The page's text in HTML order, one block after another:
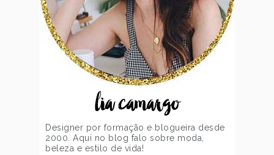
lia camargo
Designer por formação e blogueira desde
2000. Aqui no blog falo sobre moda,
beleza e estilo de vida!